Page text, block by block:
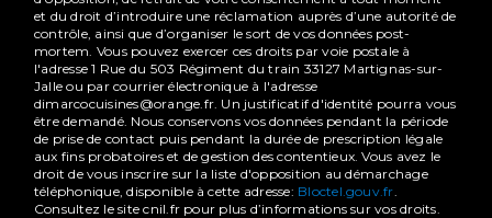
et du droit d’introduire une réclamation auprès d’une autorité de
contrôle, ainsi que d’organiser le sort de vos données post-
mortem. Vous pouvez exercer ces droits par voie postale à
l'adresse 1 Rue du 503 Régiment du train 33127 Martignas-sur-
Jalle ou par courrier électronique à l'adresse
dimarcocuisines@orange.fr. Un justificatif d'identité pourra vous
être demandé. Nous conservons vos données pendant la période
de prise de contact puis pendant la durée de prescription légale
aux fins probatoires et de gestion des contentieux. Vous avez le
droit de vous inscrire sur la liste d'opposition au démarchage
téléphonique, disponible à cette adresse: Bloctel.gouv.fr
Consultez le site cnil.fr pour plus d’informations sur vos droits.